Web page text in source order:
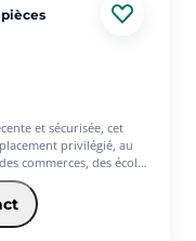
et sécurisée, cet
privilégié, au
commerces, des écoles
de vie, bénéficiant
l'extérieur et
de vie agréable et une